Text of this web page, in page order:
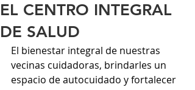
EL CENTRO INTEGRAL
DE SALUD
El bienestar integral de nuestras
vecinas cuidadoras, brindarles un
espacio de autocuidado y fortalecer